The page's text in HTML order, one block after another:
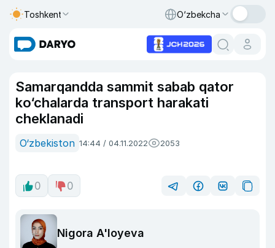
Toshkent O‘zbekcha
Samarqandda sammit sabab qator
ko‘chalarda transport harakati
cheklanadi
O‘zbekiston 14:44 / 04.11.2022 2053
0 0
Nigora A'loyeva